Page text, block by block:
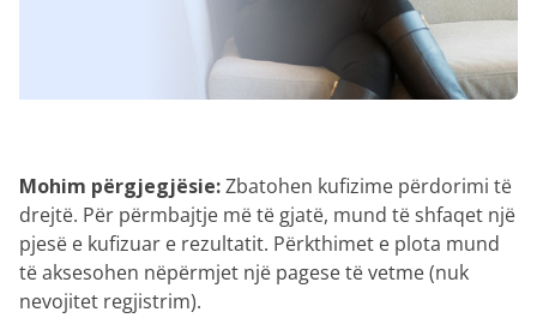
Mohim përgjegjësie:Zbatohen kufizime përdorimi të
drejtë. Për përmbajtje më të gjatë, mund të shfaqet një
pjesë e kufizuar e rezultatit. Përkthimet e plota mund
të aksesohen nëpërmjet një pagese të vetme (nuk
nevojitet regjistrim).